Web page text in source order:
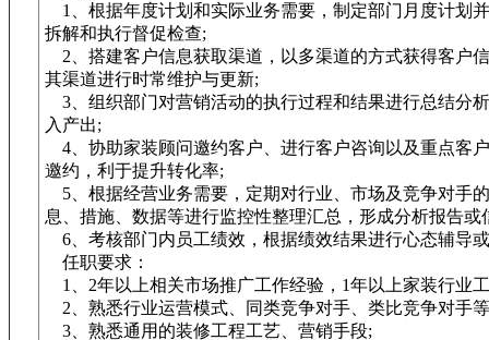
1、根据年度计划和实际业务需要，制定部门月度计划
拆解和执行督促检查;
2、搭建客户信息获取渠道，以多渠道的方式获得客户
其渠道进行时常维护与更新;
3、组织部门对营销活动的执行过程和结果进行总结分
入产出;
4、协助家装顾问邀约客户、进行客户咨询以及重点客
邀约，利于提升转化率;
5、根据经营业务需要，定期对行业、市场及竞争对手
息、措施、数据等进行监控性整理汇总，形成分析报告或
6、考核部门内员工绩效，根据绩效结果进行心态辅导
任职要求：
1、2年以上相关市场推广工作经验，1年以上家装行业
2、熟悉行业运营模式、同类竞争对手、类比竞争对手
3、熟悉通用的装修工程工艺、营销手段;